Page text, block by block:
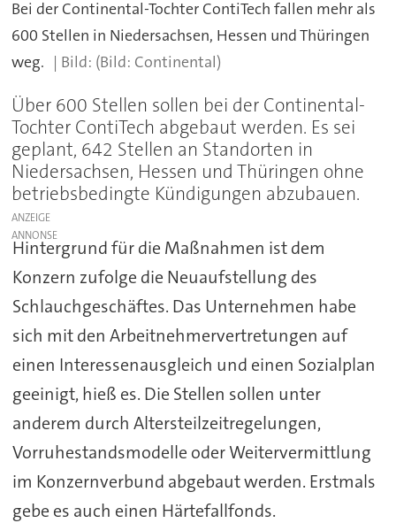
Bei der Continental-Tochter ContiTech fallen mehr als
600 Stellen in Niedersachsen, Hessen und Thüringen
weg.
(Bild: Continental)
Über 600 Stellen sollen bei der Continental-
Tochter ContiTech abgebaut werden. Es sei
geplant, 642 Stellen an Standorten in
Niedersachsen, Hessen und Thüringen ohne
betriebsbedingte Kündigungen abzubauen.
ANZEIGE
Hintergrund für die Maßnahmen ist dem
Konzern zufolge die Neuaufstellung des
Schlauchgeschäftes. Das Unternehmen habe
sich mit den Arbeitnehmervertretungen auf
einen Interessenausgleich und einen Sozialplan
geeinigt, hieß es. Die Stellen sollen unter
anderem durch Altersteilzeitregelungen,
Vorruhestandsmodelle oder Weitervermittlung
im Konzernverbund abgebaut werden. Erstmals
gebe es auch einen Härtefallfonds.